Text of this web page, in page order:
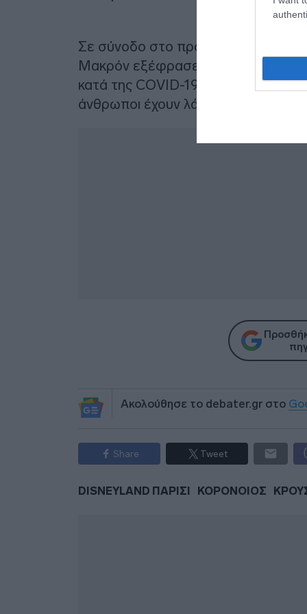
Σε σύνοδο στο προεδρικό μέγαρο
Μακρόν εξέφρασε την ικανοποίησή
κατά της COVID-19 “επιταχύνεται”
άνθρωποι έχουν λάβει μια πρώτη
Ακολούθησε το debater.gr στο
Share Tweet
DISNEYLAND ΠΑΡΙΣΙ ΚΟΡΟΝΟΙΟΣ